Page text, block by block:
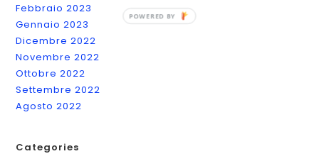
Febbraio 2023
Gennaio 2023
Dicembre 2022
Novembre 2022
Ottobre 2022
Settembre 2022
Agosto 2022
Categories